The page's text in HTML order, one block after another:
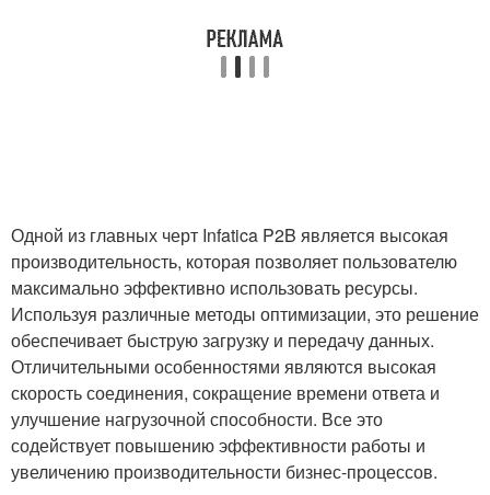
Одной из главных черт Infatica P2B является высокая
производительность, которая позволяет пользователю
максимально эффективно использовать ресурсы.
Используя различные методы оптимизации, это решение
обеспечивает быструю загрузку и передачу данных.
Отличительными особенностями являются высокая
скорость соединения, сокращение времени ответа и
улучшение нагрузочной способности. Все это
содействует повышению эффективности работы и
увеличению производительности бизнес-процессов.